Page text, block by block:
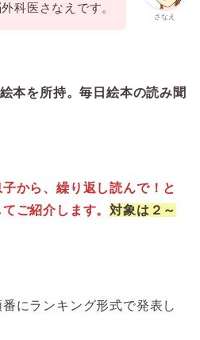
さなえ
外科医さなえです。
本を所持。毎日絵本の読み聞
から、繰り返し読んで！と
ご紹介します。対象は２～
にランキング形式で発表し